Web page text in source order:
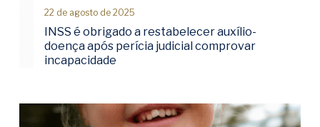
22 de agosto de 2025
INSS é obrigado a restabelecer auxílio-
doença após perícia judicial comprovar
incapacidade